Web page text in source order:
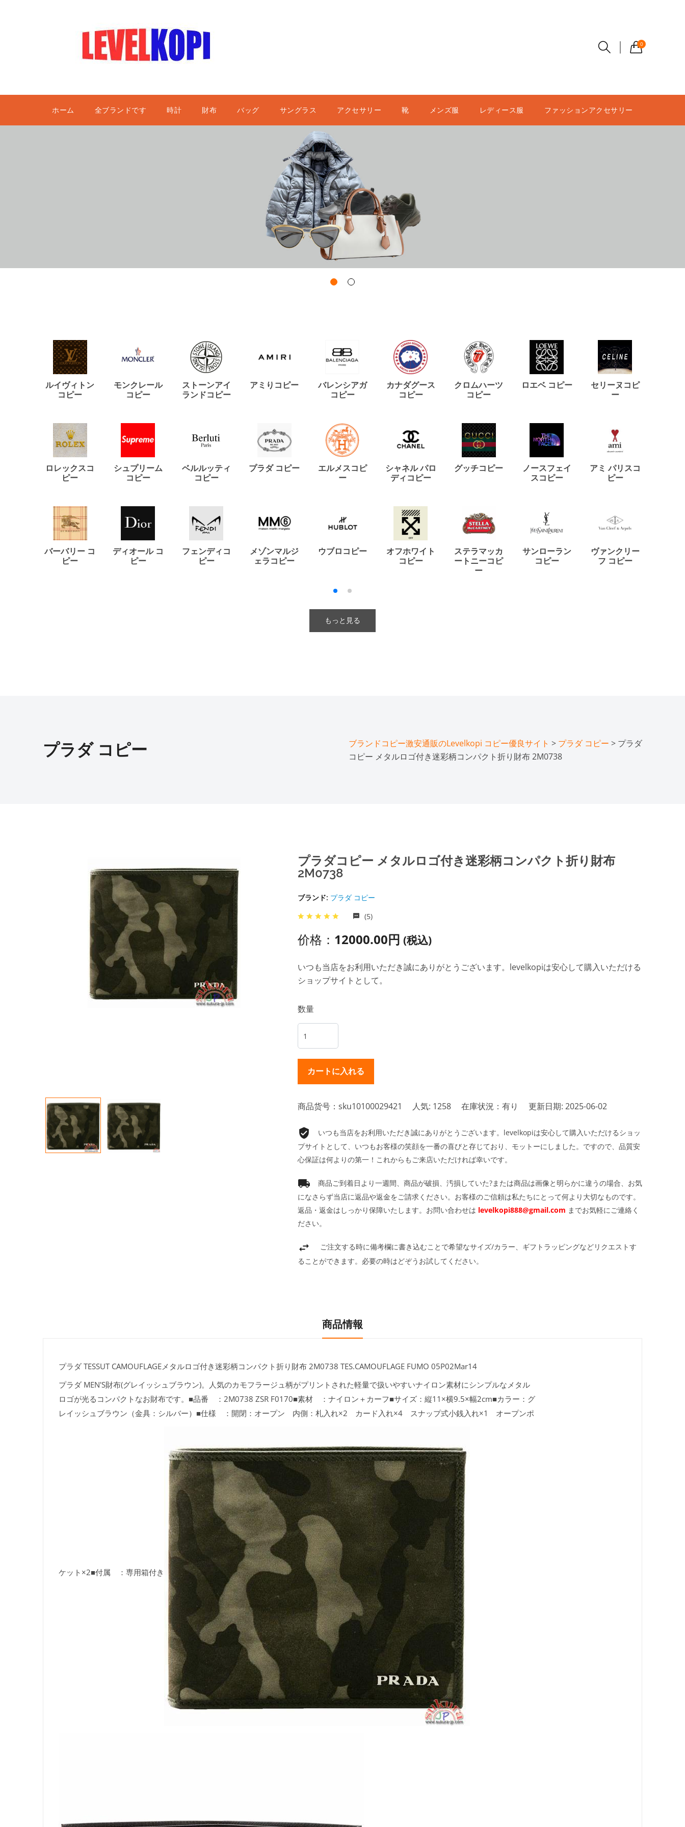
0
ホーム 全ブランドです 時計 財布 バッグ サングラス アクセサリー 靴 メンズ服 レディース服 ファッションアクセサリー
ルイヴィトン
コピー
モンクレール
コピー
ストーンアイ
ランドコピー
アミりコピー
バレンシアガ
コピー
カナダグース
コピー
クロムハーツ
コピー
ロエベ コピー
セリーヌコピ
ー
ロレックスコ
ピー
シュプリーム
コピー
ベルルッティ
コピー
プラダ コピー
エルメスコピ
ー
シャネル パロ
ディコピー
グッチコピー
ノースフェイ
スコピー
アミ パリスコ
ピー
バーバリー コ
ピー
ディオール コ
ピー
フェンディコ
ピー
メゾンマルジ
ェラコピー
ウブロコピー
オフホワイト
コピー
ステラマッカ
ートニーコピ
ー
サンローラン
コピー
ヴァンクリー
フ コピー
もっと見る
プラダ コピー ブランドコピー激安通販のLevelkopi コピー優良サイト > プラダ コピー > プラダ
コピー メタルロゴ付き迷彩柄コンパクト折り財布 2M0738
プラダコピー メタルロゴ付き迷彩柄コンパクト折り財布
2M0738
ブランド: プラダ コピー
(5)
价格： 12000.00円 (税込)
いつも当店をお利用いただき誠にありがとうございます。levelkopiは安心して購入いただける
ショップサイトとして。
数量
商品货号：sku10100029421 人気: 1258 在庫状況：有り 更新日期: 2025-06-02
いつも当店をお利用いただき誠にありがとうございます。levelkopiは安心して購入いただけるショッ
プサイトとして、いつもお客様の笑顔を一番の喜びと存じており、モットーにしました。ですので、品質安
心保証は何よりの第一！これからもご来店いただければ幸いです。
商品ご到着日より一週間、商品が破損、汚損していた?または商品は画像と明らかに違うの場合、お気
になさらず当店に返品や返金をご請求ください。お客様のご信頼は私たちにとって何より大切なものです。
返品・返金はしっかり保障いたします。お問い合わせは levelkopi888@gmail.com までお気軽にご連絡く
ださい。
ご注文する時に備考欄に書き込むことで希望なサイズ/カラー、ギフトラッピングなどリクエストす
ることができます。必要の時はどぞうお試してください。
商品情報
プラダ TESSUT CAMOUFLAGEメタルロゴ付き迷彩柄コンパクト折り財布 2M0738 TES.CAMOUFLAGE FUMO 05P02Mar14
プラダ MEN'S財布(グレイッシュブラウン)。人気のカモフラージュ柄がプリントされた軽量で扱いやすいナイロン素材にシンプルなメタル
ロゴが光るコンパクトなお財布です。■品番 ：2M0738 ZSR F0170■素材 ：ナイロン＋カーフ■サイズ：縦11×横9.5×幅2cm■カラー：グ
レイッシュブラウン（金具：シルバー）■仕様 ：開閉：オープン 内側：札入れ×2 カード入れ×4 スナップ式小銭入れ×1 オープンポ
ケット×2■付属 ：専用箱付き